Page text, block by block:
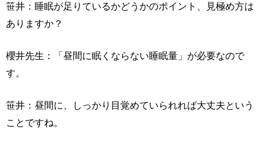
笹井：睡眠が足りているかどうかのポイント、見極め方は
ありますか？
櫻井先生：「昼間に眠くならない睡眠量」が必要なので
す。
笹井：昼間に、しっかり目覚めていられれば大丈夫という
ことですね。